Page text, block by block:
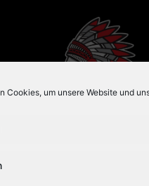
Cookies, um unsere Website und